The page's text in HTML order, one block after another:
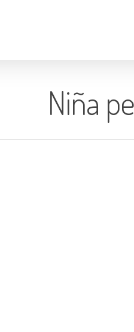
Niña